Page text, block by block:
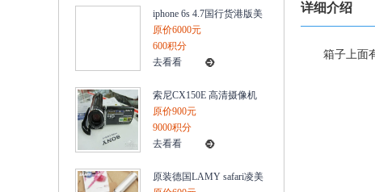
iphone 6s 4.7国行货港版美
版置官换机电信三网无锁
4G
原价6000元
600积分
去看看
索尼CX150E 高清摄像机
内置16G内存/25X/420万像
素 三年保
原价900元
9000积分
去看看
原装德国LAMY safari凌美
详细介绍
箱子上面